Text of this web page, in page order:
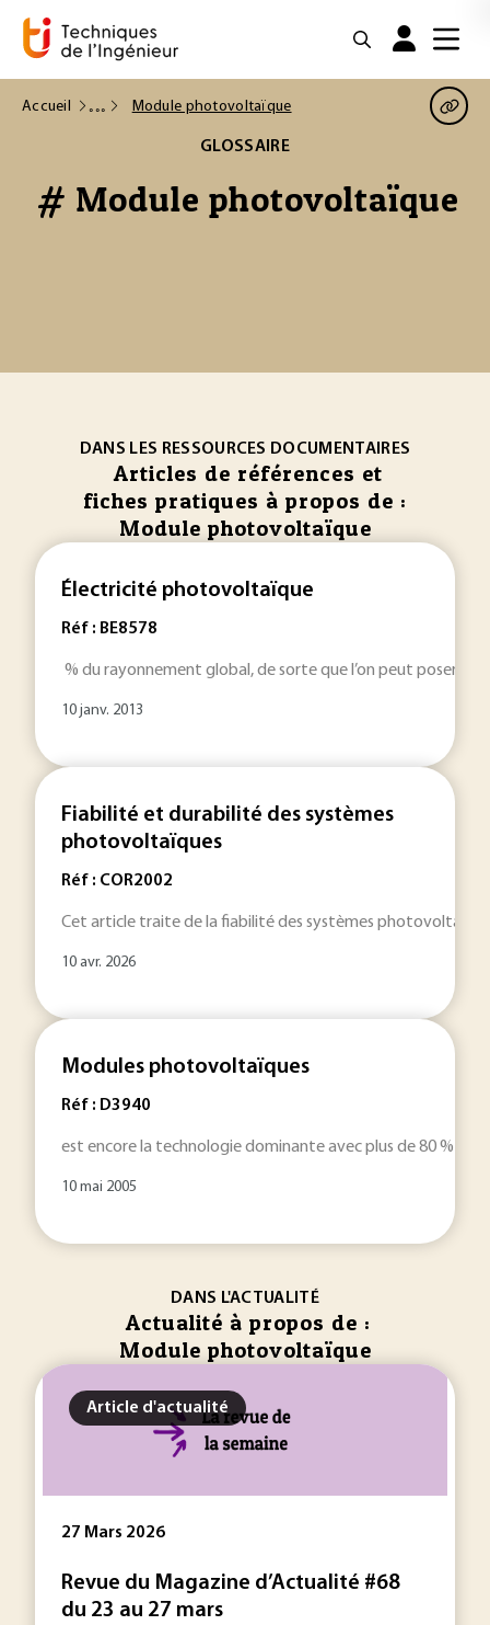
Accueil Module photovoltaïque
GLOSSAIRE
# Module photovoltaïque
DANS LES RESSOURCES DOCUMENTAIRES
Articles de références et
fiches pratiques à propos de :
Module photovoltaïque
Électricité photovoltaïque
Réf : BE8578
% du rayonnement global, de sorte que l’on peut poser
10 janv. 2013
Fiabilité et durabilité des systèmes
photovoltaïques
Réf : COR2002
Cet article traite de la fiabilité des systèmes
10 avr. 2026
Modules photovoltaïques
Réf : D3940
est encore la technologie dominante avec plus de 80 % de
10 mai 2005
DANS L'ACTUALITÉ
Actualité à propos de :
Module photovoltaïque
Article d'actualité
27 Mars 2026
Revue du Magazine d’Actualité #68
du 23 au 27 mars